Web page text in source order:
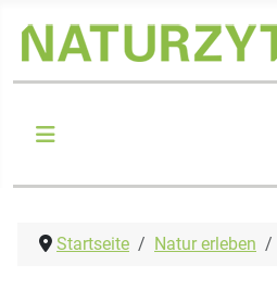
Startseite Natur erleben